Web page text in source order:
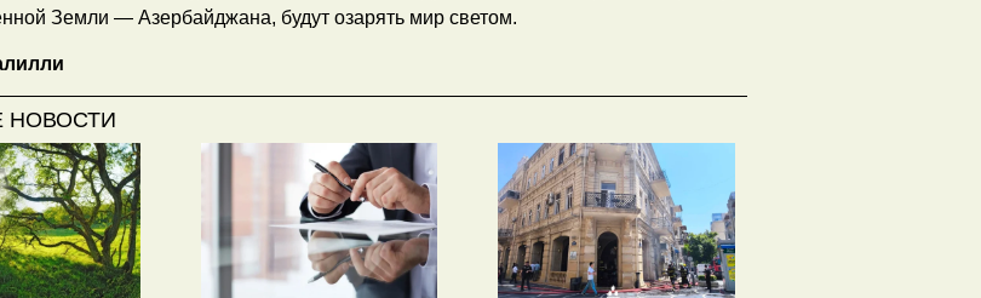
Земли — Азербайджана, будут озарять мир светом.
НОВОСТИ